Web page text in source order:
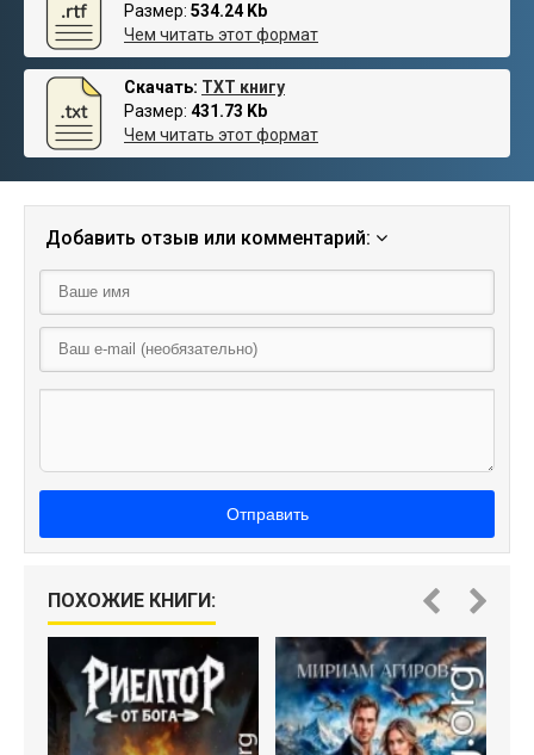
Размер: 534.24 Kb
Чем читать этот формат
Скачать: TXT книгу
Размер: 431.73 Kb
Чем читать этот формат
Добавить отзыв или комментарий:
Отправить
ПОХОЖИЕ КНИГИ: